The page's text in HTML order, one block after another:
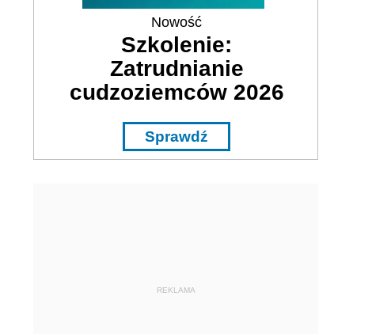
Nowość
Szkolenie:
Zatrudnianie
cudzoziemców 2026
Sprawdź
REKLAMA